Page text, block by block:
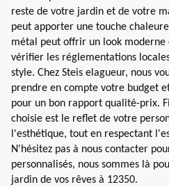
reste de votre jardin et de votre
peut apporter une touche
métal peut offrir un look moderne
vérifier les réglementations
style. Chez Steis elagueur, nous
prendre en compte votre budget
pour un bon rapport qualité-prix.
choisie est le reflet de votre
l'esthétique, tout en respectant
N'hésitez pas à nous contacter
personnalisés, nous sommes là
jardin de vos rêves à 12350.